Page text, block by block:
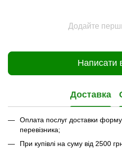
Додайте
Написати
Доставка
Оплата послуг доставки
перевізника;
При купівлі на суму від 2500